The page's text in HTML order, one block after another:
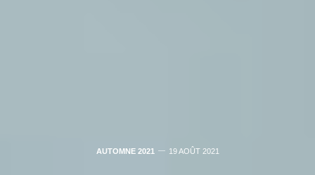
AUTOMNE 2021 19 AOÛT 2021